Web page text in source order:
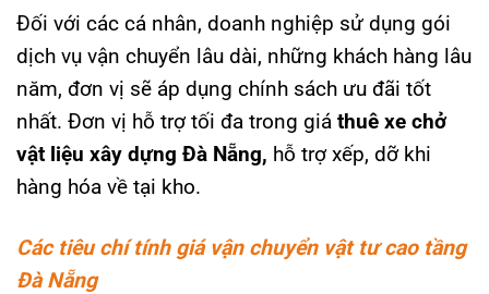
Đối với các cá nhân, doanh nghiệp sử dụng gói
dịch vụ vận chuyển lâu dài, những khách hàng lâu
năm, đơn vị sẽ áp dụng chính sách ưu đãi tốt
nhất. Đơn vị hỗ trợ tối đa trong giá thuê xe chở
vật liệu xây dựng Đà Nẵng, hỗ trợ xếp, dỡ khi
hàng hóa về tại kho.
Các tiêu chí tính giá vận chuyển vật tư cao tầng
Đà Nẵng